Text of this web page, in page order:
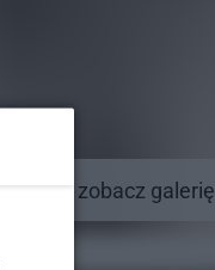
zobacz galerię